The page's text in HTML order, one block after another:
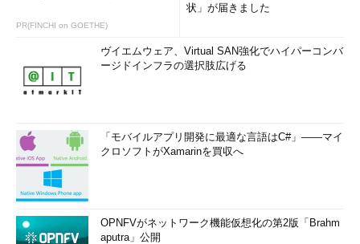
PR(FINCHI on GOETHE)
状」が届きました
ヴイエムウェア、Virtual SAN強化でハイパーコンバ
ージドインフラの選択肢広げる
「モバイルアプリ開発に最適な言語はC#」――マイ
クロソフトがXamarinを買収へ
OPNFVがネットワーク機能仮想化の第2版「Brahm
aputra」公開